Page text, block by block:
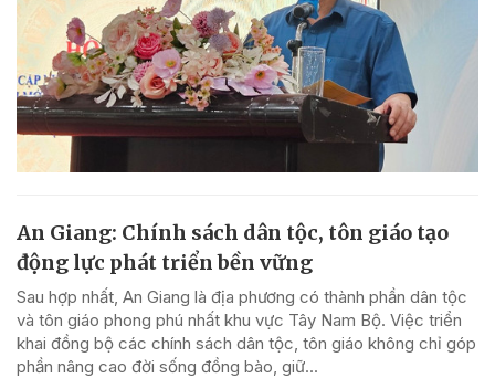
An Giang: Chính sách dân tộc, tôn giáo tạo
động lực phát triển bền vững
Sau hợp nhất, An Giang là địa phương có thành phần dân tộc
và tôn giáo phong phú nhất khu vực Tây Nam Bộ. Việc triển
khai đồng bộ các chính sách dân tộc, tôn giáo không chỉ góp
phần nâng cao đời sống đồng bào, giữ...